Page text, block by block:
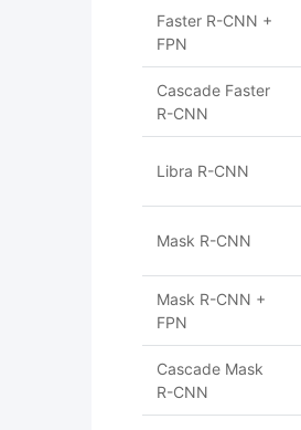
Faster R-CNN +
FPN
Cascade Faster
R-CNN
Libra R-CNN
Mask R-CNN
Mask R-CNN +
FPN
Cascade Mask
R-CNN